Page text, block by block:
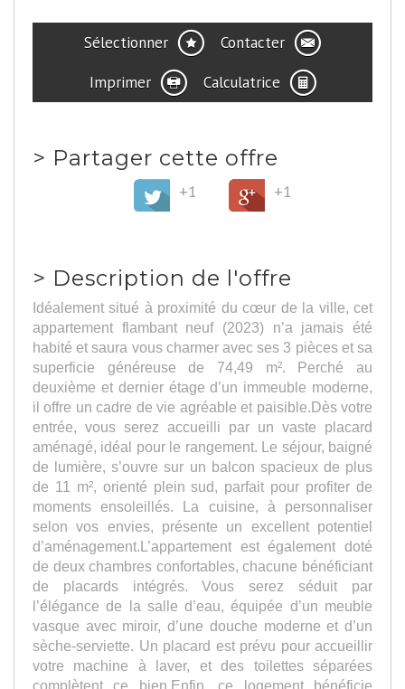
Sélectionner
Contacter
Imprimer
Calculatrice
> Partager cette offre
+1 +1
> Description de l'offre
Idéalement situé à proximité du cœur de la ville, cet
appartement flambant neuf (2023) n’a jamais été
habité et saura vous charmer avec ses 3 pièces et sa
superficie généreuse de 74,49 m². Perché au
deuxième et dernier étage d’un immeuble moderne,
il offre un cadre de vie agréable et paisible.Dès votre
entrée, vous serez accueilli par un vaste placard
aménagé, idéal pour le rangement. Le séjour, baigné
de lumière, s’ouvre sur un balcon spacieux de plus
de 11 m², orienté plein sud, parfait pour profiter de
moments ensoleillés. La cuisine, à personnaliser
selon vos envies, présente un excellent potentiel
d’aménagement.L’appartement est également doté
de deux chambres confortables, chacune bénéficiant
de placards intégrés. Vous serez séduit par
l’élégance de la salle d’eau, équipée d’un meuble
vasque avec miroir, d’une douche moderne et d’un
sèche-serviette. Un placard est prévu pour accueillir
votre machine à laver, et des toilettes séparées
complètent ce bien.Enfin, ce logement bénéficie